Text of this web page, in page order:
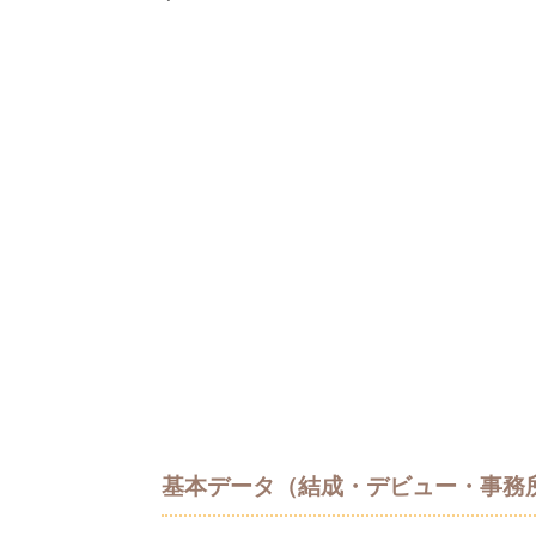
基本データ（結成・デビュー・事務